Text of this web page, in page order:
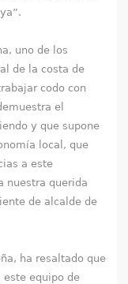
uno de los
de la costa de
codo con
el
y que supone
local, que
a este
nuestra querida
de alcalde de
ha resaltado que
equipo de